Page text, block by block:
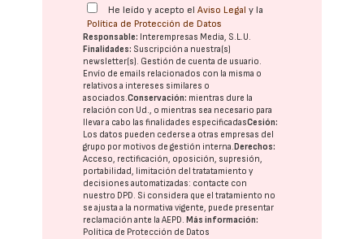
He leído y acepto elAviso Legal y la
Política de Protección de Datos
Responsable: Interempresas Media, S.L.U.
Finalidades: Suscripción a nuestra(s)
newsletter(s). Gestión de cuenta de usuario.
Envío de emails relacionados con la misma o
relativos a intereses similares o
asociados.Conservación: mientras dure la
relación con Ud., o mientras sea necesario para
llevar a cabo las finalidades especificadasCesión:
Los datos pueden cederse a otras empresas del
grupo por motivos de gestión interna. Derechos:
Acceso, rectificación, oposición, supresión,
portabilidad, limitación del tratatamiento y
decisiones automatizadas: contacte con
nuestro DPD. Si considera que el tratamiento no
se ajusta a la normativa vigente, puede presentar
reclamación ante laAEPD. Más información:
Política de Protección de Datos